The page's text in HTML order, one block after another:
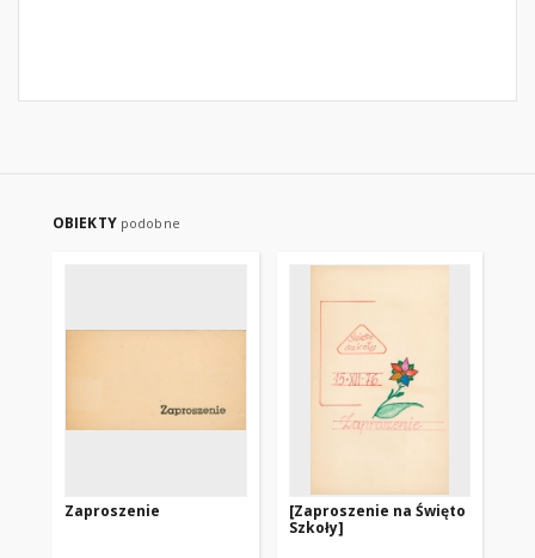
OBIEKTY podobne
Zaproszenie
[Zaproszenie na Święto
Szkoły]